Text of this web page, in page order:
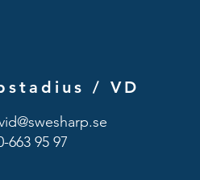
/ VD
663 95 97